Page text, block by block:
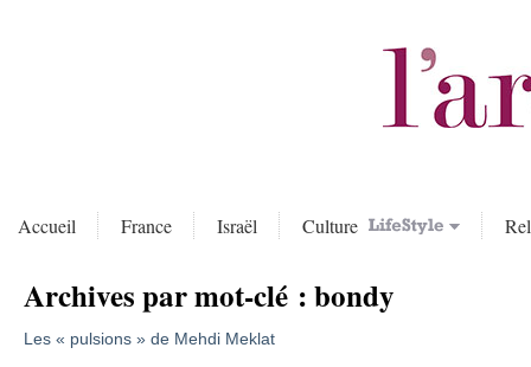
Accueil France Israël Culture
Archives par mot-clé :bondy
Les « pulsions » de Mehdi Meklat